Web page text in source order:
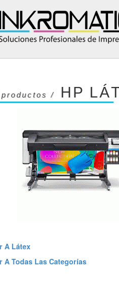
/ HP
A Látex
A Todas Las Categorías